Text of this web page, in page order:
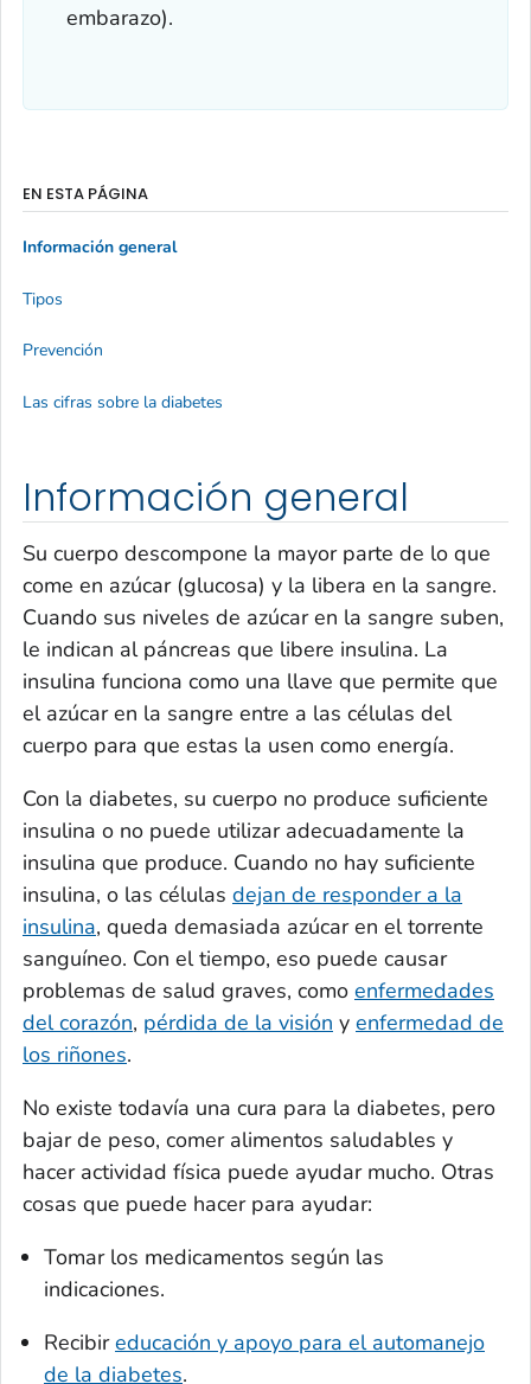
embarazo).
Información general
Su cuerpo descompone la mayor parte de lo que
come en azúcar (glucosa) y la libera en la sangre.
Cuando sus niveles de azúcar en la sangre suben,
le indican al páncreas que libere insulina. La
insulina funciona como una llave que permite que
el azúcar en la sangre entre a las células del
cuerpo para que estas la usen como energía.
Con la diabetes, su cuerpo no produce suficiente
insulina o no puede utilizar adecuadamente la
insulina que produce. Cuando no hay suficiente
insulina, o las células dejan de responder a la
insulina, queda demasiada azúcar en el torrente
sanguíneo. Con el tiempo, eso puede causar
problemas de salud graves, como enfermedades
del corazón, pérdida de la visión y enfermedad de
los riñones.
No existe todavía una cura para la diabetes, pero
bajar de peso, comer alimentos saludables y
hacer actividad física puede ayudar mucho. Otras
cosas que puede hacer para ayudar:
Tomar los medicamentos según las
indicaciones.
Recibireducación y apoyo para el automanejo
de la diabetes.
EN ESTA PÁGINA
Información general
Tipos
Prevención
Las cifras sobre la diabetes